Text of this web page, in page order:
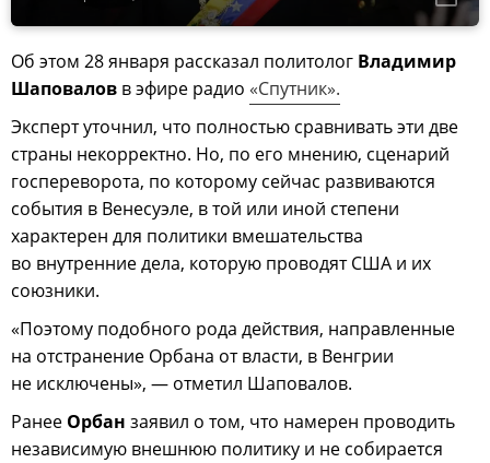
Об этом 28 января рассказал политолог Владимир
Шаповалов в эфире радио «Спутник».
Эксперт уточнил, что полностью сравнивать эти две
страны некорректно. Но, по его мнению, сценарий
госпереворота, по которому сейчас развиваются
события в Венесуэле, в той или иной степени
характерен для политики вмешательства
во внутренние дела, которую проводят США и их
союзники.
«Поэтому подобного рода действия, направленные
на отстранение Орбана от власти, в Венгрии
не исключены», — отметил Шаповалов.
Ранее Орбан заявил о том, что намерен проводить
независимую внешнюю политику и не собирается